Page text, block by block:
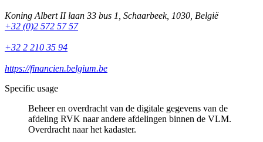
Koning Albert II laan 33 bus 1 Schaarbeek, 1030 België
+32 (0)2 572 57 57
+32 2 210 35 94
https://financien.belgium.be
Specific usage
Beheer en overdracht van de digitale gegevens van de
afdeling RVK naar andere afdelingen binnen de VLM.
Overdracht naar het kadaster.